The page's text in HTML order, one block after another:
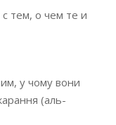
тем, о чем те и
у чому вони
(аль-